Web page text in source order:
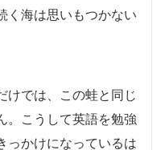
く海は思いもつかない
けでは、この蛙と同じ
。こうして英語を勉強
っかけになっているは